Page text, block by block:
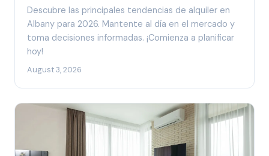
Descubre las principales tendencias de alquiler en
Albany para 2026. Mantente al día en el mercado y
toma decisiones informadas. ¡Comienza a planificar
hoy!
August 3, 2026